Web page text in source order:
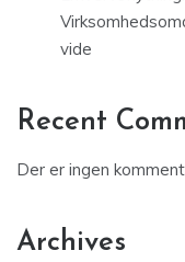
vide
Recent
Der er ingen
Archives